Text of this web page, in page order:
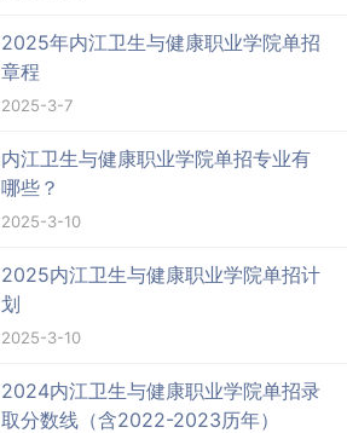
2025年内江卫生与健康职业学院单招
章程
2025-3-7
内江卫生与健康职业学院单招专业有
哪些？
2025-3-10
2025内江卫生与健康职业学院单招计
划
2025-3-10
2024内江卫生与健康职业学院单招录
取分数线（含2022-2023历年）